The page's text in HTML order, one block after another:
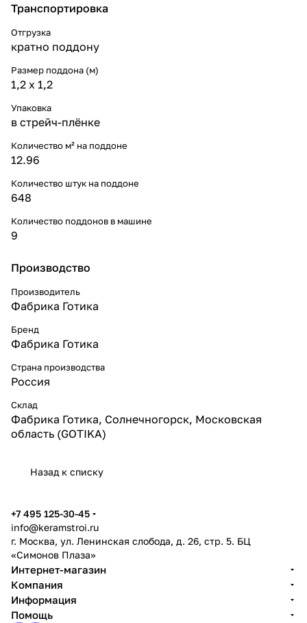
Транспортировка
Отгрузка
кратно поддону
Размер поддона (м)
1,2 x 1,2
Упаковка
в стрейч-плёнке
Количество м² на поддоне
12.96
Количество штук на поддоне
648
Количество поддонов в машине
9
Производство
Производитель
Фабрика Готика
Бренд
Фабрика Готика
Страна производства
Россия
Склад
Фабрика Готика, Солнечногорск, Московская
область (GOTIKA)
Назад к списку
+7 495 125-30-45
info@keramstroi.ru
г. Москва, ул. Ленинская слобода, д. 26, стр. 5. БЦ
«Симонов Плаза»
Интернет-магазин
Компания
Информация
Помощь